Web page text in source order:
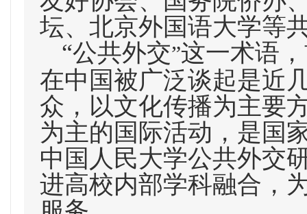
坛、北京外国语大学等
“公共外交”这一术语
在中国被广泛谈起是近
众，以文化传播为主要
为主的国际活动，是国
中国人民大学公共外交
进高校内部学科融合，